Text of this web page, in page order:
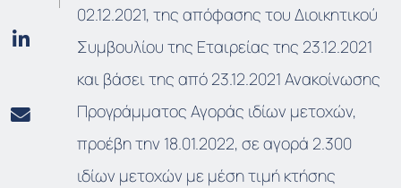
02.12.2021, της απόφασης του Διοικητικού
Συμβουλίου της Εταιρείας της 23.12.2021
και βάσει της από 23.12.2021 Ανακοίνωσης
Προγράμματος Αγοράς ιδίων μετοχών,
προέβη την 18.01.2022, σε αγορά 2.300
ιδίων μετοχών με μέση τιμή κτήσης